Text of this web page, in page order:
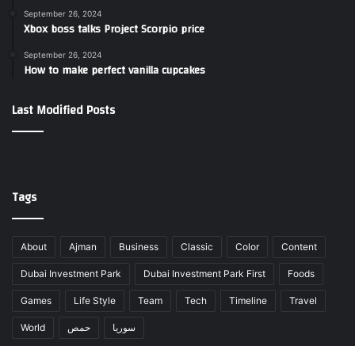
September 26, 2024
Xbox boss talks Project Scorpio price
September 26, 2024
How to make perfect vanilla cupcakes
Last Modified Posts
Tags
About Ajman Business Classic Color Content
Dubai Investment Park Dubai Investment Park First Foods
Games Life Style Team Tech Timeline Travel
World حمص سوريا